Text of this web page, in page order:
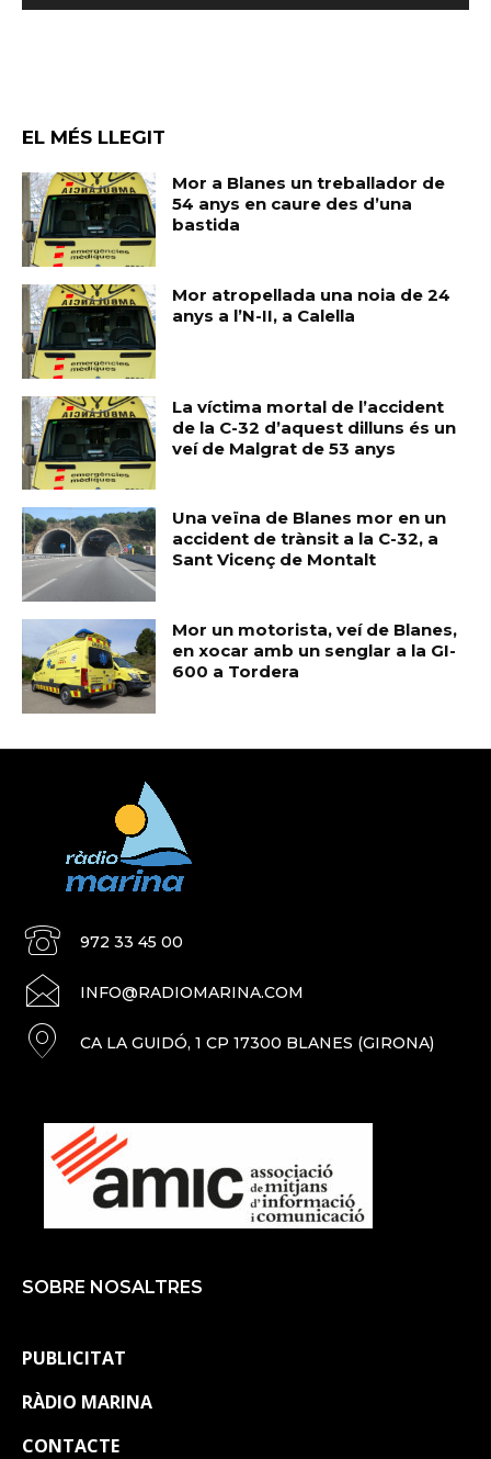
EL MÉS LLEGIT
Mor a Blanes un treballador de
54 anys en caure des d’una
bastida
Mor atropellada una noia de 24
anys a l’N-II, a Calella
La víctima mortal de l’accident
de la C-32 d’aquest dilluns és un
veí de Malgrat de 53 anys
Una veïna de Blanes mor en un
accident de trànsit a la C-32, a
Sant Vicenç de Montalt
Mor un motorista, veí de Blanes,
en xocar amb un senglar a la GI-
600 a Tordera
972 33 45 00
INFO@RADIOMARINA.COM
CA LA GUIDÓ, 1 CP 17300 BLANES (GIRONA)
SOBRE NOSALTRES
PUBLICITAT
RÀDIO MARINA
CONTACTE